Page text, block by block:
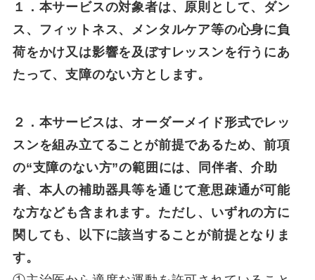
１．本サービスの対象者は、原則として、ダン
ス、フィットネス、メンタルケア等の心身に負
荷をかけ又は影響を及ぼすレッスンを行うにあ
たって、支障のない方とします。
２．本サービスは、オーダーメイド形式でレッ
スンを組み立てることが前提であるため、前項
の“支障のない方”の範囲には、同伴者、介助
者、本人の補助器具等を通じて意思疎通が可能
な方なども含まれます。ただし、いずれの方に
関しても、以下に該当することが前提となりま
す。